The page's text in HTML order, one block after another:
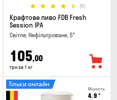
(6)
Крафтове пиво FDB Fresh
Session IPA
Світле, Нефільтроване, 5°
105,00
грн за 1 кг
Міцність
4.9 °
Тільки онлайн